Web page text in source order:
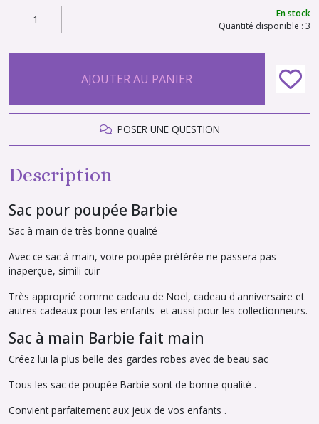
En stock
Quantité disponible : 3
AJOUTER AU PANIER
POSER UNE QUESTION
Description
Sac pour poupée Barbie
Sac à main de très bonne qualité
Avec ce sac à main, votre poupée préférée ne passera pas
inaperçue, simili cuir
Très approprié comme cadeau de Noël, cadeau d'anniversaire et
autres cadeaux pour les enfants et aussi pour les collectionneurs.
Sac à main Barbie fait main
Créez lui la plus belle des gardes robes avec de beau sac
Tous les sac de poupée Barbie sont de bonne qualité .
Convient parfaitement aux jeux de vos enfants .